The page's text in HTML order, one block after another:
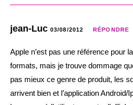
jean-Luc 03/08/2012 RÉPONDRE
Apple n’est pas une référence pour
formats, mais je trouve dommage
pas mieux ce genre de produit, les
arrivent bien et l’application Android/